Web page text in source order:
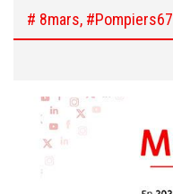
# 8mars, #Pompiers67